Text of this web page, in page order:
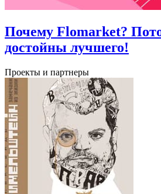
Почему Flomarket?
достойны лучшего!
Проекты и партнеры